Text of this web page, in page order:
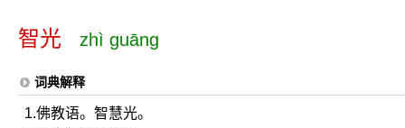
智光 zhì guāng
词典解释
1.佛教语。智慧光。